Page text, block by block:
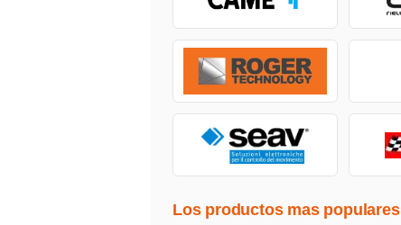
Los productos mas populares